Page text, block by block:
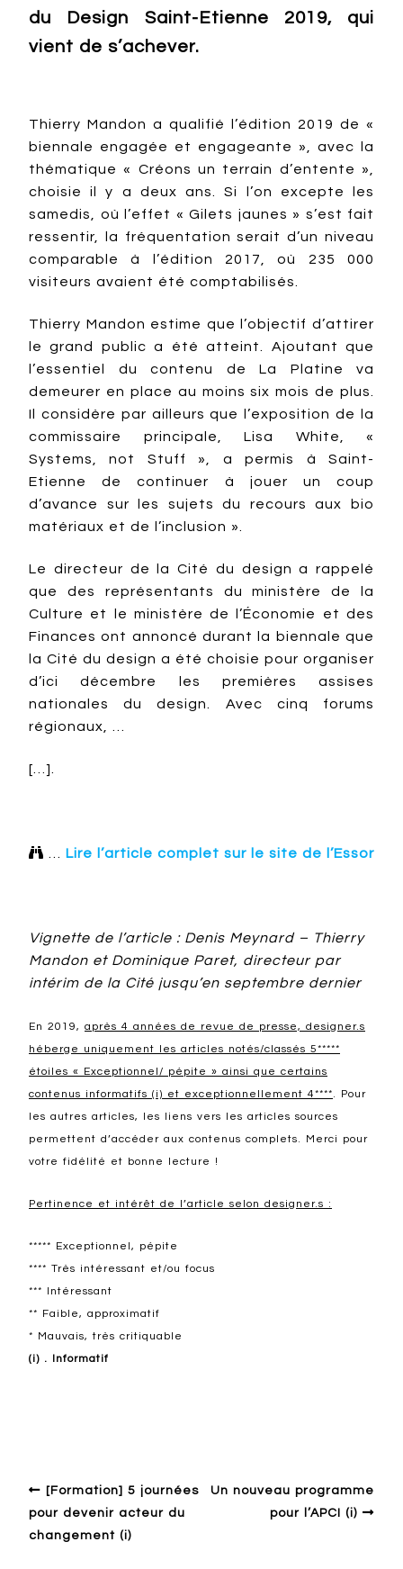
du Design Saint-Etienne 2019, qui
vient de s’achever.
Thierry Mandon a qualifié l’édition 2019 de «
biennale engagée et engageante », avec la
thématique « Créons un terrain d’entente »,
choisie il y a deux ans. Si l’on excepte les
samedis, où l’effet « Gilets jaunes » s’est fait
ressentir, la fréquentation serait d’un niveau
comparable à l’édition 2017, où 235 000
visiteurs avaient été comptabilisés.
Thierry Mandon estime que l’objectif d’attirer
le grand public a été atteint. Ajoutant que
l’essentiel du contenu de La Platine va
demeurer en place au moins six mois de plus.
Il considère par ailleurs que l’exposition de la
commissaire principale, Lisa White, «
Systems, not Stuff », a permis à Saint-
Etienne de continuer à jouer un coup
d’avance sur les sujets du recours aux bio
matériaux et de l’inclusion ».
Le directeur de la Cité du design a rappelé
que des représentants du ministère de la
Culture et le ministère de l’Économie et des
Finances ont annoncé durant la biennale que
la Cité du design a été choisie pour organiser
d’ici décembre les premières assises
nationales du design. Avec cinq forums
régionaux, …
[…].
 Lire l’article complet sur le site de l’Essor
Vignette de l’article : Denis Meynard – Thierry
Mandon et Dominique Paret, directeur par
intérim de la Cité jusqu’en septembre dernier
En 2019, après 4 années de revue de presse, designer.s
héberge uniquement les articles notés/classés 5*****
étoiles « Exceptionnel/ pépite » ainsi que certains
contenus informatifs (i) et exceptionnellement 4****. Pour
les autres articles, les liens vers les articles sources
permettent d’accéder aux contenus complets. Merci pour
votre fidélité et bonne lecture !
Pertinence et intérêt de l’article selon designer.s :
***** Exceptionnel, pépite
**** Très intéressant et/ou focus
*** Intéressant
** Faible, approximatif
* Mauvais, très critiquable
(i) . Informatif
[Formation] 5 journées
pour devenir acteur du
changement (i)
Un nouveau programme
pour l’APCI (i)